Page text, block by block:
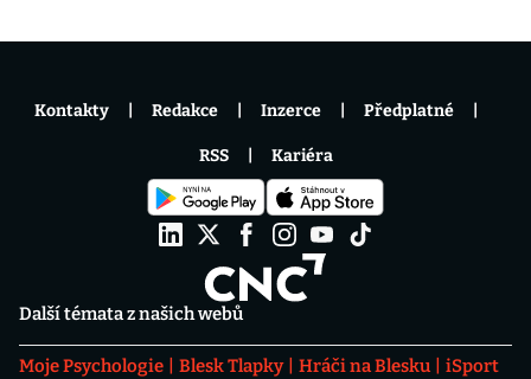
Další témata z našich webů
Moje Psychologie Blesk Tlapky Hráči na Blesku
iSport
Kontakty Redakce Inzerce Předplatné
RSS Kariéra